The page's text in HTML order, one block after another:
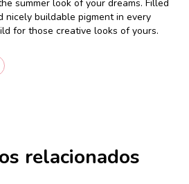
summer look of your dreams. Filled
nicely buildable pigment in every
for those creative looks of yours.
relacionados